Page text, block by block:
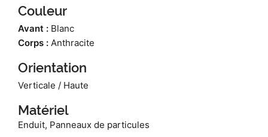
Couleur
Avant : Blanc
Corps : Anthracite
Orientation
Verticale / Haute
Matériel
Enduit, Panneaux de particules